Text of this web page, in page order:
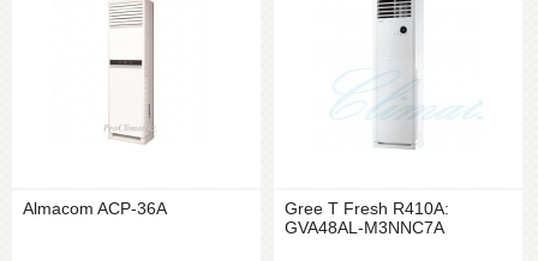
Almacom ACP-36A
Gree T Fresh R410A:
GVA48AL-M3NNC7A